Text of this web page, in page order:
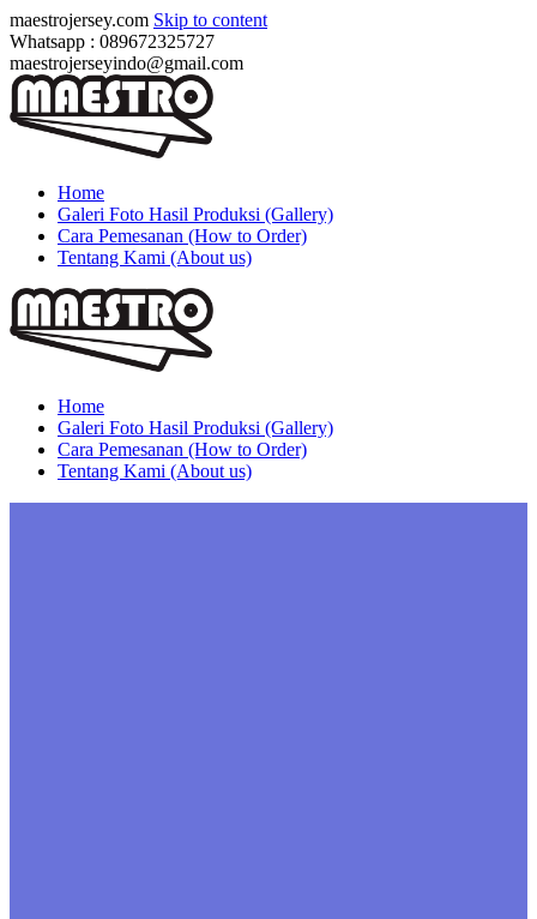
maestrojersey.com Skip to content
Whatsapp : 089672325727
maestrojerseyindo@gmail.com
Home
Galeri Foto Hasil Produksi (Gallery)
Cara Pemesanan (How to Order)
Tentang Kami (About us)
Home
Galeri Foto Hasil Produksi (Gallery)
Cara Pemesanan (How to Order)
Tentang Kami (About us)